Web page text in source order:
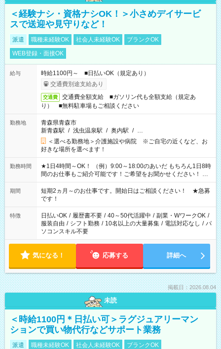
＜経験ナシ・資格ナシOK！＞小さめデイサービ
スで送迎や見守りなど！
派遣 職種未経験OK 社会人未経験OK
ブランクOK
WEB登録・面接OK
給与
時給1100円～ ■日払いOK（規定あり）
交通費別途支給あり
交通費
交通費全額支給 ■ガソリン代も全額支給（規定あ
り） ■無料駐車場もご相談ください
勤務地
青森県青森市
新青森駅 / 浅虫温泉駅 / 奥内駅 / …
＜選べる勤務地＞介護施設や病院 ※ご自宅の近くなど、お
好きな場所を選べます！
勤務時間
★1日4時間～OK！ （例）9:00～18:00のあいだ もちろん1日8時
間のお仕事もご紹介可能です！ご希望をお聞かせください！ ★
家庭の都合でお休みが必要な場合も遠慮なくご相談ください。
※週最低15時間以上の勤務が必要です
期間
短期2ヵ月～のお仕事です。開始日はご相談ください！ ★急募
です！
特徴 日払いOK / 履歴書不要 / 40～50代活躍中 / 副業・WワークOK /
服装自由 / シフト勤務 / 10名以上の大量募集 / 電話対応なし / パ
ソコンスキル不要
気になる！ 応募する 詳細へ
掲載日：2026.08.04
未読
＜時給1100円＊日払い可＞ラグジュアリーマン
ションで買い物代行などサポート業務
派遣 職種未経験OK 社会人未経験OK
ブランクOK